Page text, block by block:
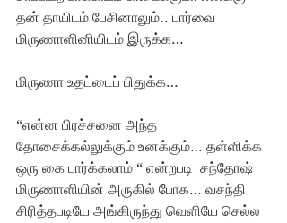
தன் தாயிடம் பேசினாலும்.. பார்வை
மிருணாளினியிடம் இருக்க…
மிருணா உதட்டைப் பிதுக்க…
“என்ன பிரச்சனை அந்த
தோசைக்கல்லுக்கும் உனக்கும்… தள்ளிக்க
ஒரு கை பார்க்கலாம் “ என்றபடி  சந்தோஷ்
மிருணாளியின் அருகில் போக… வசந்தி
சிரித்தபடியே அங்கிருந்து வெளியே செல்ல